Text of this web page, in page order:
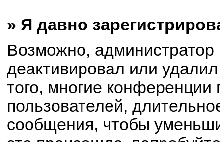
» Я давно
Возможно, администратор
деактивировал или
того, многие конференции
пользователей,
сообщения, чтобы